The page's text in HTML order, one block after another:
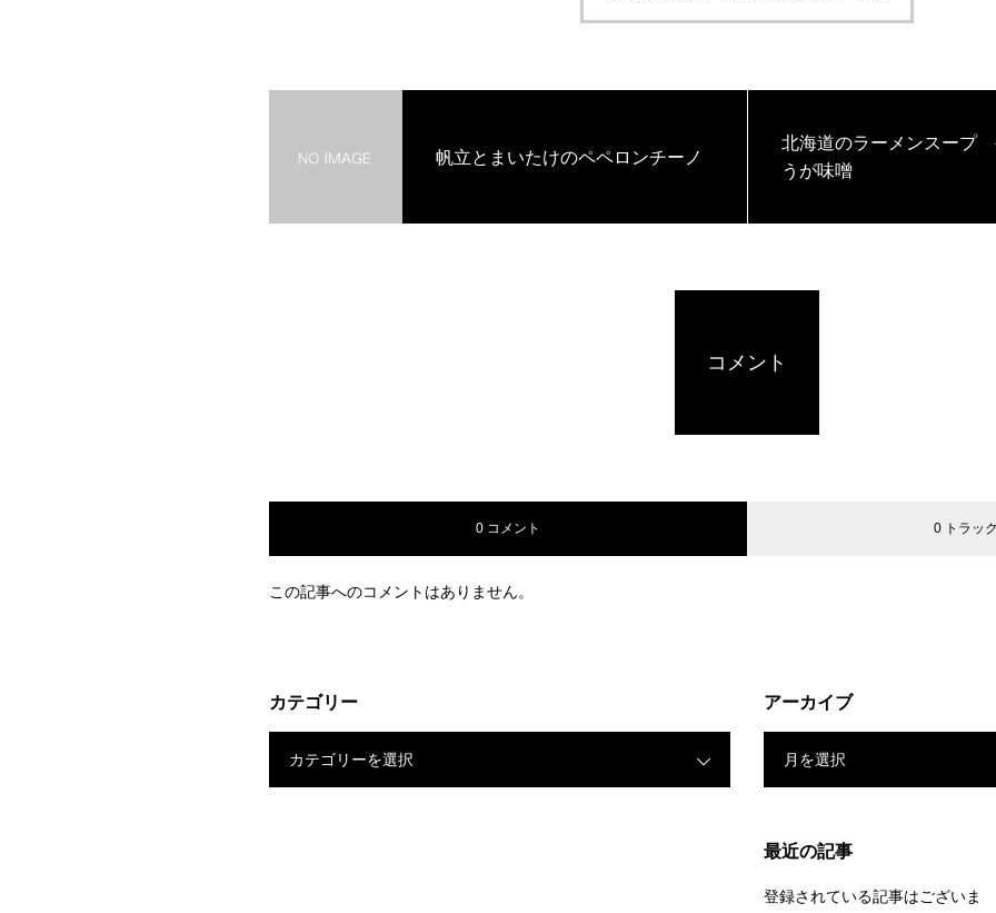
帆立とまいたけのペペロンチーノ
北海道のラーメンスープ
うが味噌
コメント
0 コメント 0 トラッ
この記事へのコメントはありません。
カテゴリー
カテゴリーを選択
アーカイブ
月を選択
最近の記事
登録されている記事はございま